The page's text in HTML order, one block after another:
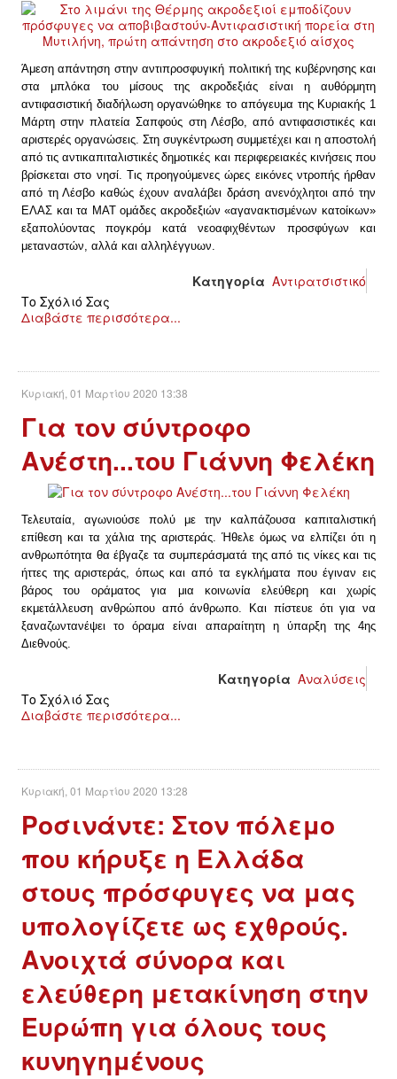
Άμεση απάντηση στην αντιπροσφυγική πολιτική της κυβέρνησης και
στα μπλόκα του μίσους της ακροδεξιάς είναι η αυθόρμητη
αντιφασιστική διαδήλωση οργανώθηκε το απόγευμα της Κυριακής 1
Μάρτη στην πλατεία Σαπφούς στη Λέσβο, από αντιφασιστικές και
αριστερές οργανώσεις. Στη συγκέντρωση συμμετέχει και η αποστολή
από τις αντικαπιταλιστικές δημοτικές και περιφερειακές κινήσεις που
βρίσκεται στο νησί. Τις προηγούμενες ώρες εικόνες ντροπής ήρθαν
από τη Λέσβο καθώς έχουν αναλάβει δράση ανενόχλητοι από την
ΕΛΑΣ και τα ΜΑΤ ομάδες ακροδεξιών «αγανακτισμένων κατοίκων»
εξαπολύοντας πογκρόμ κατά νεοαφιχθέντων προσφύγων και
μεταναστών, αλλά και αλληλέγγυων.
Κατηγορία Αντιρατσιστικό
Το Σχόλιό Σας
Διαβάστε περισσότερα...
Κυριακή, 01 Μαρτίου 2020 13:38
Για τον σύντροφο
Ανέστη...του Γιάννη Φελέκη
Τελευταία, αγωνιούσε πολύ με την καλπάζουσα καπιταλιστική
επίθεση και τα χάλια της αριστεράς. Ήθελε όμως να ελπίζει ότι η
ανθρωπότητα θα έβγαζε τα συμπεράσματά της από τις νίκες και τις
ήττες της αριστεράς, όπως και από τα εγκλήματα που έγιναν εις
βάρος του οράματος για μια κοινωνία ελεύθερη και χωρίς
εκμετάλλευση ανθρώπου από άνθρωπο. Και πίστευε ότι για να
ξαναζωντανέψει το όραμα είναι απαραίτητη η ύπαρξη της 4ης
Διεθνούς.
Κατηγορία Αναλύσεις
Το Σχόλιό Σας
Διαβάστε περισσότερα...
Κυριακή, 01 Μαρτίου 2020 13:28
Ροσινάντε: Στον πόλεμο
που κήρυξε η Ελλάδα
στους πρόσφυγες να μας
υπολογίζετε ως εχθρούς.
Ανοιχτά σύνορα και
ελεύθερη μετακίνηση στην
Ευρώπη για όλους τους
κυνηγημένους